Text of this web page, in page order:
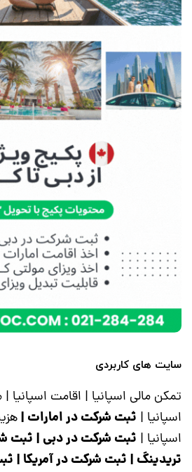
سایت های کاربردی
تمکن مالی اسپانیا | اقامت اسپانیا |
اسپانیا | ثبت شرکت در امارات |
اسپانیا | ثبت شرکت در دبی | ثبت
تریدینگ | ثبت شرکت در آمریکا |